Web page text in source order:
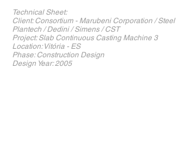
Technical Sheet:
Client: Consortium - Marubeni Corporation / Steel
Plantech / Dedini / Simens / CST
Project: Slab Continuous Casting Machine 3
Location: Vitória - ES
Phase: Construction Design
Design Year: 2005